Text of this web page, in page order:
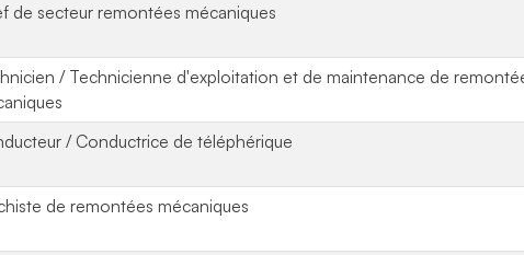
de secteur remontées mécaniques
/ Technicienne d'exploitation et de maintenance de
/ Conductrice de téléphérique
de remontées mécaniques